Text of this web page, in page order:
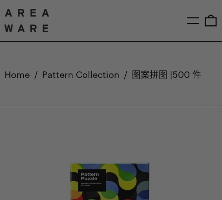
Menu
Home / Pattern Collection / 图案拼图 |500 件